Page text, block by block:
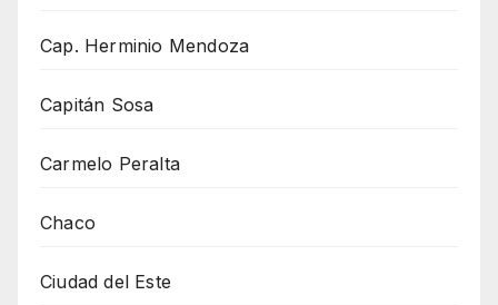
Cap. Herminio Mendoza
Capitán Sosa
Carmelo Peralta
Chaco
Ciudad del Este